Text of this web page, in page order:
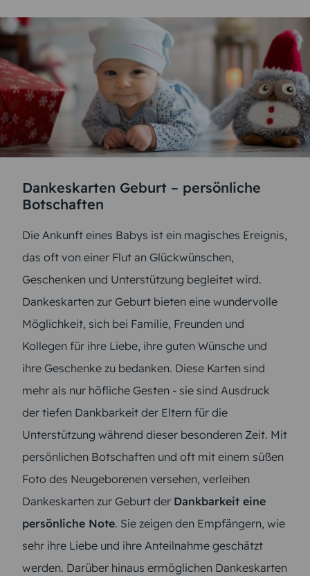
Dankeskarten Geburt – persönliche
Botschaften
Die Ankunft eines Babys ist ein magisches Ereignis,
das oft von einer Flut an Glückwünschen,
Geschenken und Unterstützung begleitet wird.
Dankeskarten zur Geburt bieten eine wundervolle
Möglichkeit, sich bei Familie, Freunden und
Kollegen für ihre Liebe, ihre guten Wünsche und
ihre Geschenke zu bedanken. Diese Karten sind
mehr als nur höfliche Gesten - sie sind Ausdruck
der tiefen Dankbarkeit der Eltern für die
Unterstützung während dieser besonderen Zeit. Mit
persönlichen Botschaften und oft mit einem süßen
Foto des Neugeborenen versehen, verleihen
Dankeskarten zur Geburt der Dankbarkeit eine
persönliche Note. Sie zeigen den Empfängern, wie
sehr ihre Liebe und ihre Anteilnahme geschätzt
werden. Darüber hinaus ermöglichen Dankeskarten